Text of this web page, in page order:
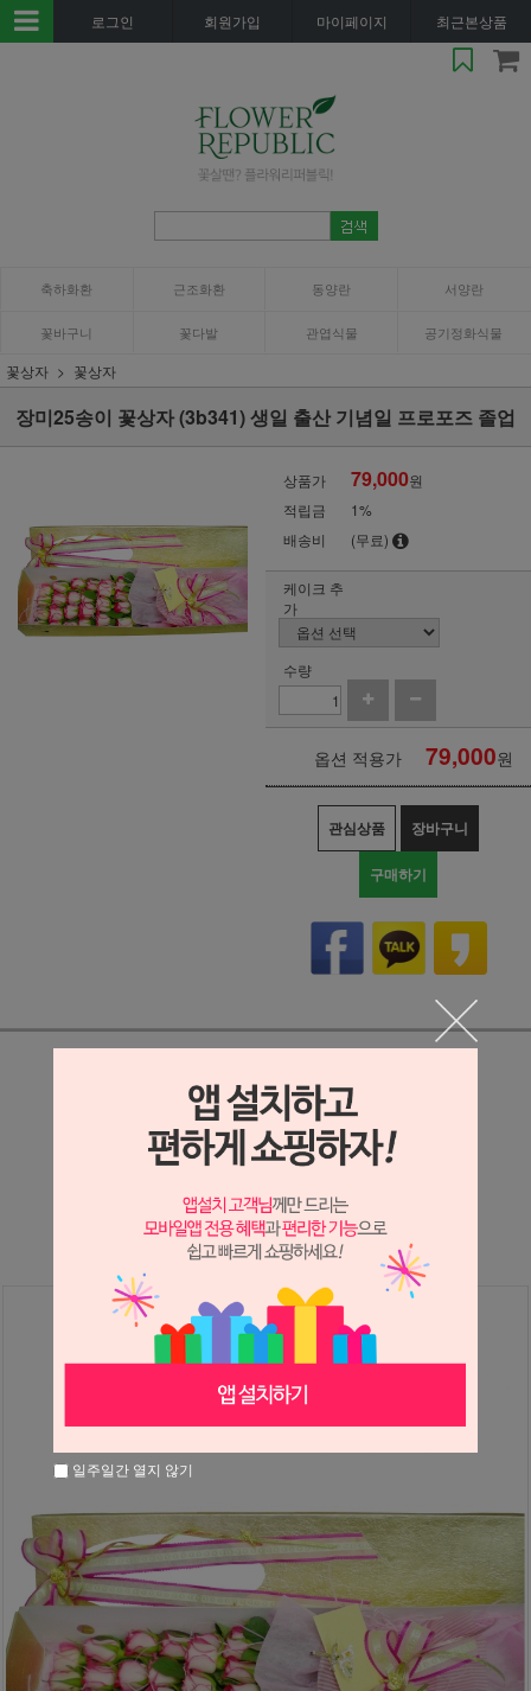
로그인 회원가입 마이페이지 최근본상품
축하화환 근조화환 동양란 서양란
꽃바구니 꽃다발 관엽식물 공기정화식물
꽃상자 꽃상자
장미25송이 꽃상자 (3b341) 생일 출산 기념일 프로포즈 졸업
상품가 79,000원
적립금
1%
배송비
(무료)
케이크 추
가
수량
옵션 적용가 79,000원
관심상품 장바구니
구매하기
상세정보 새창 열기
상세 정보를 확대해 보실 수 있습니다.
※ 필독해주세요 ※
장미는 시세 변동에 따라 가격이 달라질 수 있으니
일주일간 열지 않기